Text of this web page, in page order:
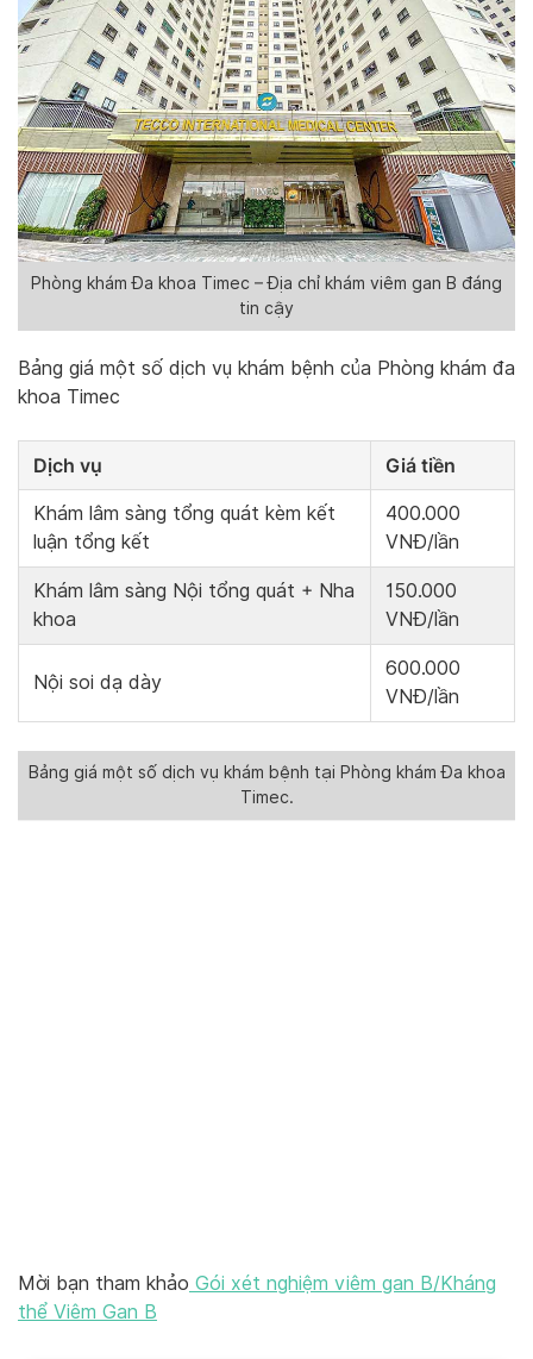
Phòng khám Đa khoa Timec – Địa chỉ khám viêm gan B đáng
tin cậy
Bảng giá một số dịch vụ khám bệnh của Phòng khám đa
khoa Timec
Dịch vụ Giá tiền
Khám lâm sàng tổng quát kèm kết
luận tổng kết
400.000
VNĐ/lần
Khám lâm sàng Nội tổng quát + Nha
khoa
150.000
VNĐ/lần
Nội soi dạ dày
600.000
VNĐ/lần
Bảng giá một số dịch vụ khám bệnh tại Phòng khám Đa khoa
Timec.
Mời bạn tham khảo Gói xét nghiệm viêm gan B/Kháng
thể Viêm Gan B